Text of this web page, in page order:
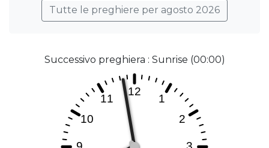
Tutte le preghiere per agosto 2026
Successivo preghiera : Sunrise (00:00)